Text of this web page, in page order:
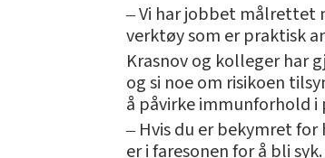
‒ Vi har jobbet målrettet
verktøy som er praktisk
Krasnov og kolleger har
og si noe om risikoen
å påvirke immunforhold
‒ Hvis du er bekymret
er i faresonen for å bli